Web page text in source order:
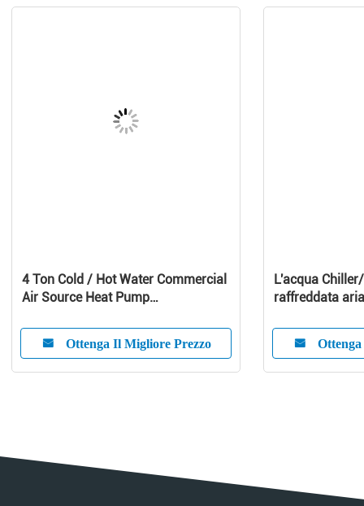
4 Ton Cold / Hot Water Commercial
Air Source Heat Pump
Ottenga Il Migliore Prezzo
L'acqua
raffreddata
aria